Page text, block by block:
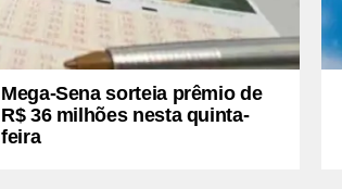
Mega-Sena sorteia prêmio de
R$ 36 milhões nesta quinta-
feira